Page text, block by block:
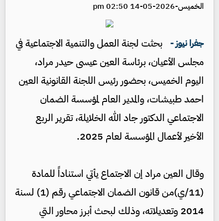
الخميس-2026-05-14 02:50 pm
جفرا نيوز -
بحثت لجنة العمل والتنمية الاجتماعية في
مجلس الأعيان، برئاسة العين عيسى حيدر مراد،
اليوم الخميس، بحضور رئيس اللجنة القانونية العين
احمد طبيشات، والمدير العام لمؤسسة الضمان
الاجتماعي الدكتور جاد الله الخلايلة، تقرير الربع
الأخير لأعمال المؤسسة لعام 2025.
وقال العين مراد إن الاجتماع يأتي استناداً للمادة
(11/ي)من قانون الضمان الاجتماعي رقم (1) لسنة
2014 وتعديلاته، وذلك لبحث أبرز محاور التي